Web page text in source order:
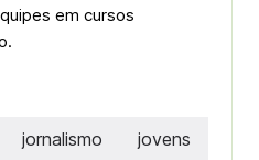
em cursos
jornalismo jovens